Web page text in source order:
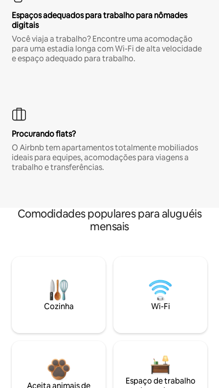
Espaços adequados para trabalho para nômades
digitais
Você viaja a trabalho? Encontre uma acomodação
para uma estadia longa com Wi-Fi de alta velocidade
e espaço adequado para trabalho.
Procurando flats?
O Airbnb tem apartamentos totalmente mobiliados
ideais para equipes, acomodações para viagens a
trabalho e transferências.
Comodidades populares para aluguéis
mensais
Cozinha Wi-Fi
Aceita animais de
Espaço de trabalho